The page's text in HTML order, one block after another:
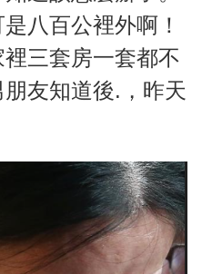
八百公裡外啊！
三套房一套都不
友知道後.，昨天